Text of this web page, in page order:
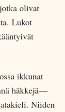
olivat
Lukot
ikkunat
häkkejä—
Niiden